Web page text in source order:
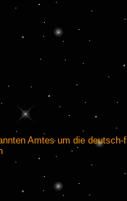
Amtes um die deutsch-